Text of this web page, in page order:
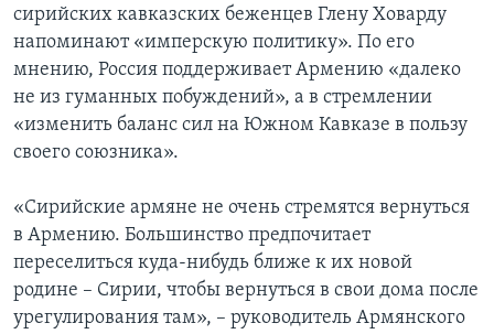
сирийских кавказских беженцев Глену Ховарду
напоминают «имперскую политику». По его
мнению, Россия поддерживает Армению «далеко
не из гуманных побуждений», а в стремлении
«изменить баланс сил на Южном Кавказе в пользу
своего союзника».
«Сирийские армяне не очень стремятся вернуться
в Армению. Большинство предпочитает
переселиться куда-нибудь ближе к их новой
родине – Сирии, чтобы вернуться в свои дома после
урегулирования там», – руководитель Армянского